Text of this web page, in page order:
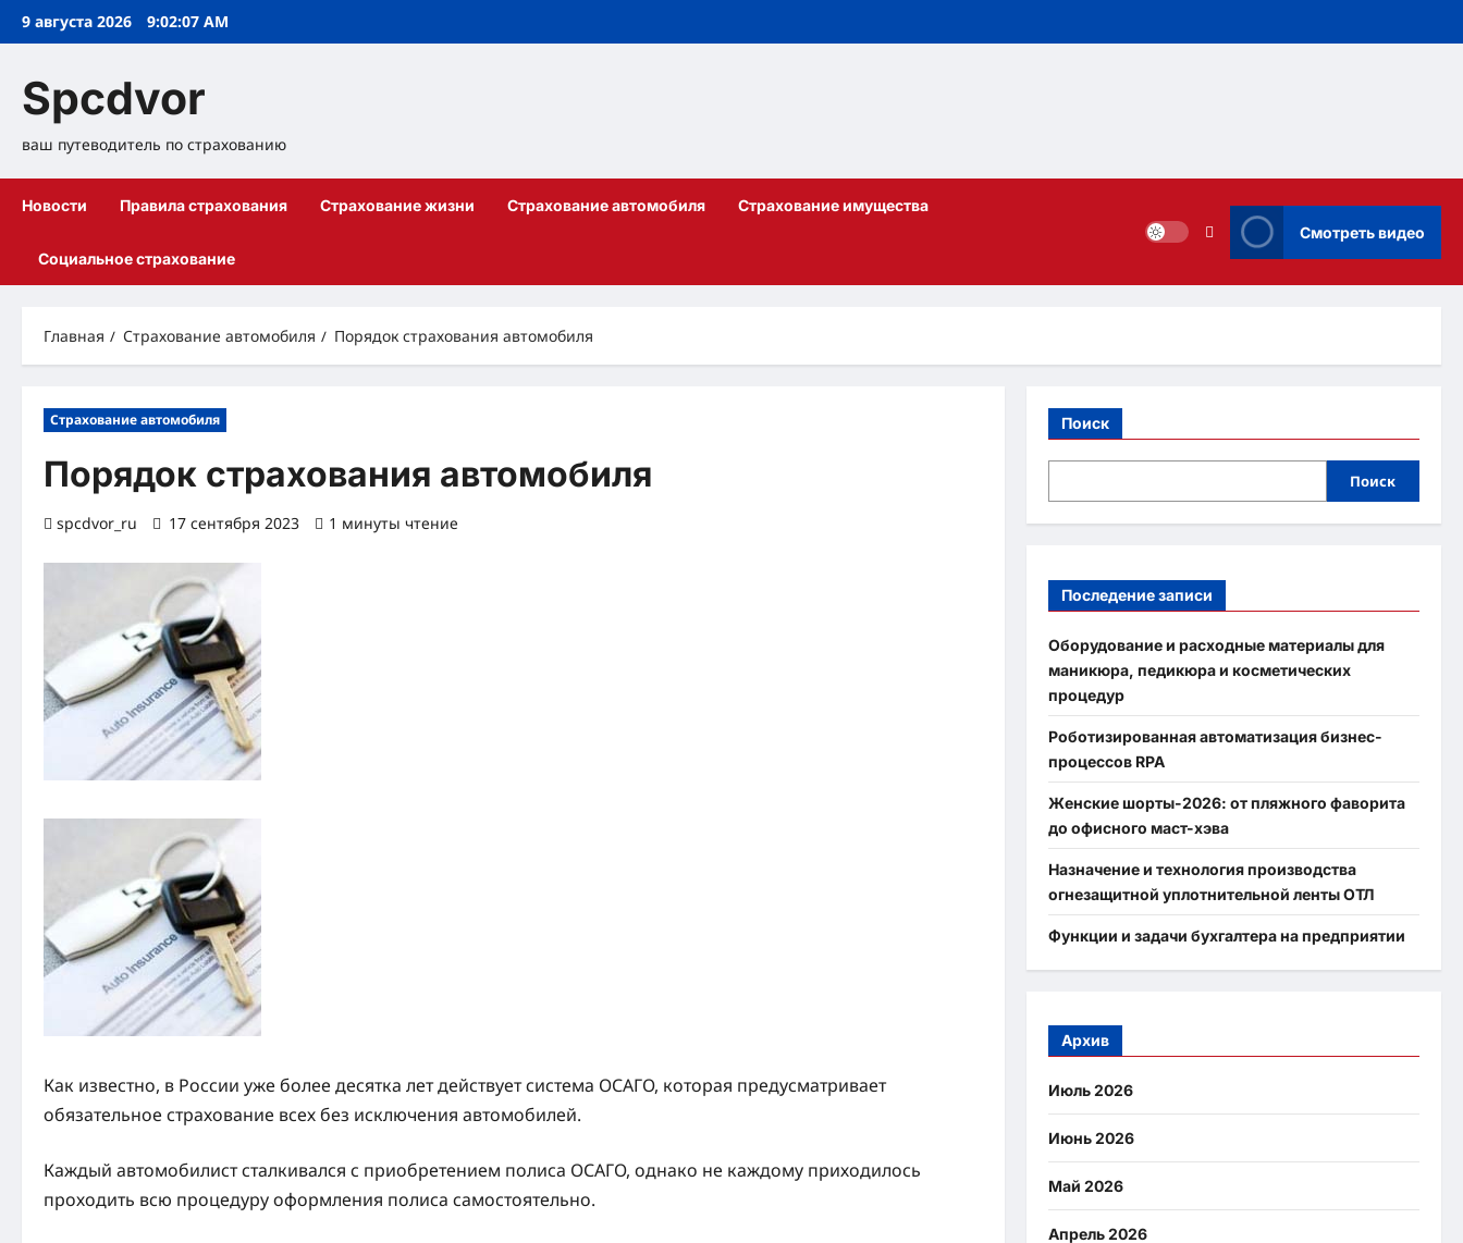
Перейти
9 августа 2026 9:02:08 AM
Spcdvor
ваш путеводитель по страхованию
Новости Правила страхования Страхование жизни Страхование автомобиля Страхование имущества
Социальное страхование
Смотреть видео
Главная Страхование автомобиля Порядок страхования автомобиля
Страхование автомобиля
Порядок страхования автомобиля
spcdvor_ru 17 сентября 2023 1 минуты чтение
Как известно, в России уже более десятка лет действует система ОСАГО, которая предусматривает
обязательное страхование всех без исключения автомобилей.
Каждый автомобилист сталкивался с приобретением полиса ОСАГО, однако не каждому приходилось
проходить всю процедуру оформления полиса самостоятельно.
Поиск
Поиск
Последение записи
Оборудование и расходные материалы для
маникюра, педикюра и косметических
процедур
Роботизированная автоматизация бизнес-
процессов RPA
Женские шорты-2026: от пляжного фаворита
до офисного маст-хэва
Назначение и технология производства
огнезащитной уплотнительной ленты ОТЛ
Функции и задачи бухгалтера на предприятии
Архив
Июль 2026
Июнь 2026
Май 2026
Апрель 2026